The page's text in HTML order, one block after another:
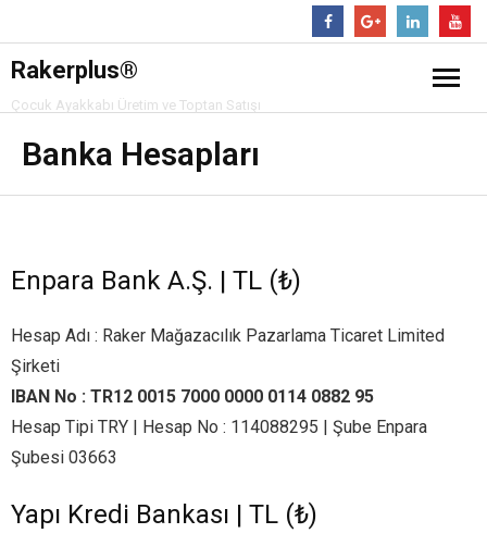
Rakerplus®
Çocuk Ayakkabı Üretim ve Toptan Satışı
❖ Online Mağaza
Hakkımızda
- Çocuk Spor Ayakkabı
- Çocuk Sandalet
- İlk Adım & Bebek Ayakkabı
Banka Hesapları
Enpara Bank A.Ş. | TL (₺)
Hesap Adı : Raker Mağazacılık Pazarlama Ticaret Limited
Şirketi
IBAN No : TR12 0015 7000 0000 0114 0882 95
Hesap Tipi TRY | Hesap No : 114088295 | Şube Enpara
Şubesi 03663
Yapı Kredi Bankası | TL (₺)